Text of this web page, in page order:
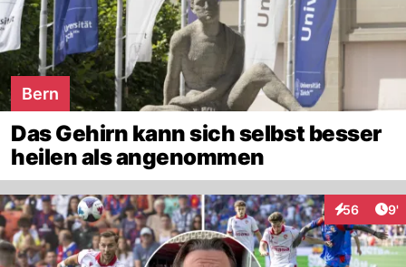
Bern
Das Gehirn kann sich selbst besser
heilen als angenommen
56 9'